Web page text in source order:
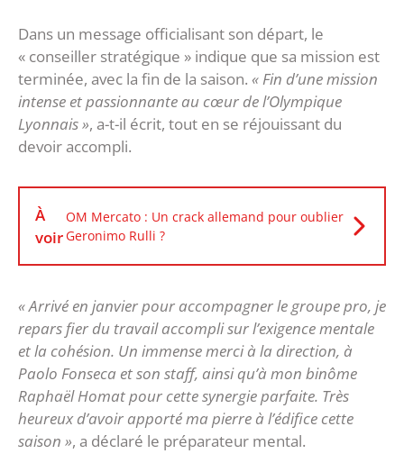
Dans un message officialisant son départ, le
« conseiller stratégique » indique que sa mission est
terminée, avec la fin de la saison. « Fin d’une mission
intense et passionnante au cœur de l’Olympique
Lyonnais », a-t-il écrit, tout en se réjouissant du
devoir accompli.
À
voir
OM Mercato : Un crack allemand pour oublier
Geronimo Rulli ?
« Arrivé en janvier pour accompagner le groupe pro, je
repars fier du travail accompli sur l’exigence mentale
et la cohésion. Un immense merci à la direction, à
Paolo Fonseca et son staff, ainsi qu’à mon binôme
Raphaël Homat pour cette synergie parfaite. Très
heureux d’avoir apporté ma pierre à l’édifice cette
saison », a déclaré le préparateur mental.